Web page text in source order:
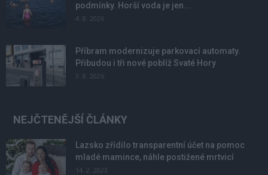
podmínky. Horší voda je jen...
4. 8. 2026
Příbram modernizuje parkovací automaty.
Přibudou i tři nové poblíž Svaté Hory
3. 8. 2026
NEJČTENĚJŠÍ ČLÁNKY
Lazsko zřídilo transparentní účet na pomoc
mladé mamince, náhle postižené mrtvicí
14. 2. 2023